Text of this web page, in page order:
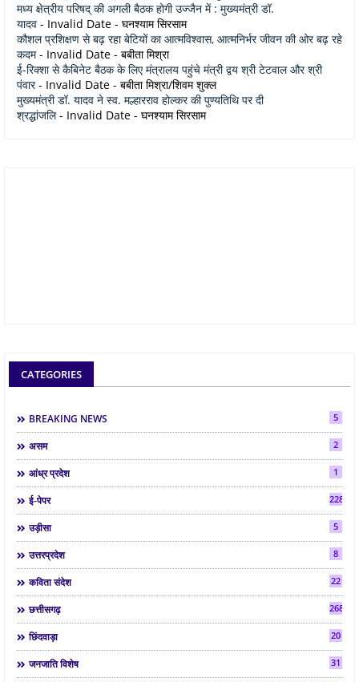
मध्य क्षेत्रीय परिषद् की अगली बैठक होगी उज्जैन में : मुख्यमंत्री डॉ.
यादव - Invalid Date - घनश्याम सिरसाम
कौशल प्रशिक्षण से बढ़ रहा बेटियों का आत्मविश्वास, आत्मनिर्भर जीवन की ओर बढ़ रहे
कदम- Invalid Date - बबीता मिश्रा
ई-रिक्शा से कैबिनेट बैठक के लिए मंत्रालय पहुंचे मंत्री द्वय श्री टेटवाल और श्री
पंवार- Invalid Date - बबीता मिश्रा/शिवम शुक्ल
मुख्यमंत्री डॉ. यादव ने स्व. मल्हारराव होल्कर की पुण्यतिथि पर दी
श्रद्धांजलि- Invalid Date - घनश्याम सिरसाम
CATEGORIES
BREAKING NEWS 5
असम 2
आंध्र प्रदेश 1
ई-पेपर 2286
उड़ीसा 5
उत्तरप्रदेश 8
कविता संदेश 22
छत्तीसगढ़ 268
छिंदवाड़ा 20
जनजाति विशेष 31